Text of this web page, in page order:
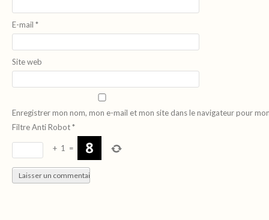
E-mail *
Site web
Enregistrer mon nom, mon e-mail et mon site dans le navigateur pour
Filtre Anti Robot*
+ 1 =